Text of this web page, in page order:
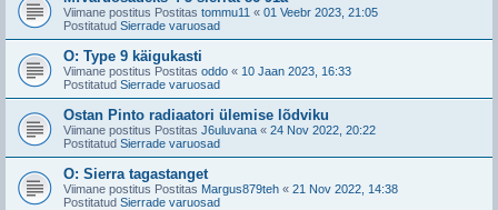
Viimane postitus Postitas tommu11 « 01 Veebr 2023, 21:05
Postitatud Sierrade varuosad
O: Type 9 käigukasti
Viimane postitus Postitas oddo « 10 Jaan 2023, 16:33
Postitatud Sierrade varuosad
Ostan Pinto radiaatori ülemise lõdviku
Viimane postitus Postitas J6uluvana « 24 Nov 2022, 20:22
Postitatud Sierrade varuosad
O: Sierra tagastanget
Viimane postitus Postitas Margus879teh « 21 Nov 2022, 14:38
Postitatud Sierrade varuosad